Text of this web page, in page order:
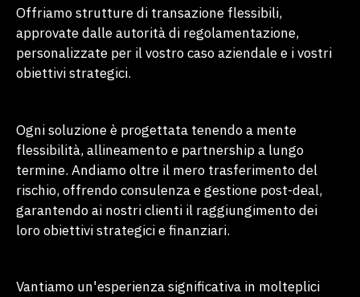
Offriamo strutture di transazione flessibili,
approvate dalle autorità di regolamentazione,
personalizzate per il vostro caso aziendale e i vostri
obiettivi strategici.
Ogni soluzione è progettata tenendo a mente
flessibilità, allineamento e partnership a lungo
termine. Andiamo oltre il mero trasferimento del
rischio, offrendo consulenza e gestione post-deal,
garantendo ai nostri clienti il raggiungimento dei
loro obiettivi strategici e finanziari.
Vantiamo un'esperienza significativa in molteplici